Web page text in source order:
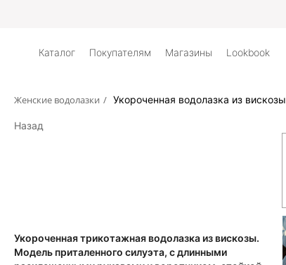
Каталог Покупателям Магазины Lookbook
Женские водолазки / Укороченная водолазка из вискозы
Назад
Укороченная трикотажная водолазка из вискозы.
Модель приталенного силуэта, с длинными